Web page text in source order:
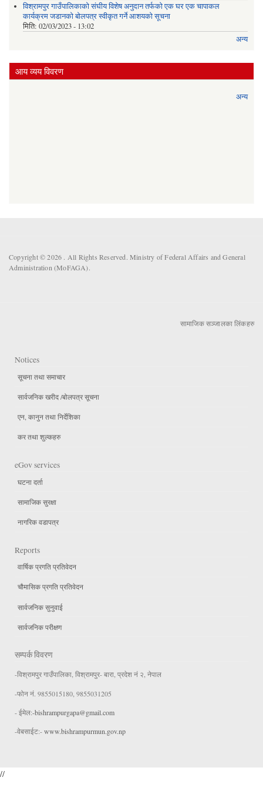
विश्रामपुर गाउँपालिकाको संघीय विशेष अनुदान तर्फको एक घर एक चापाकल
कार्यक्रम जडानको बोलपत्र स्वीकृत गर्ने आशयको सूचना
मिति: 02/03/2023 - 13:02
अन्य
आय व्यय विवरण
अन्य
Copyright © 2026 . All Rights Reserved. Ministry of Federal Affairs and General
Administration (MoFAGA).
सामाजिक सञ्जालका लिंकहरु
Notices
सूचना तथा समाचार
सार्वजनिक खरीद /बोलपत्र सूचना
एन, कानुन तथा निर्देशिका
कर तथा शुल्कहरु
eGov services
घटना दर्ता
सामाजिक सुरक्षा
नागरिक वडापत्र
Reports
वार्षिक प्रगति प्रतिवेदन
चौमासिक प्रगति प्रतिवेदन
सार्वजनिक सुनुवाई
सार्वजनिक परीक्षण
सम्पर्क विवरण
-विश्रामपुर गाउँपालिका, विश्रामपुर- बारा, प्रदेश नं २, नेपाल
-फोन नं. 9855015180, 9855031205
- ईमेल:-bishrampurgapa@gmail.com
-वेबसाईट:-www.bishrampurmun.gov.np
//